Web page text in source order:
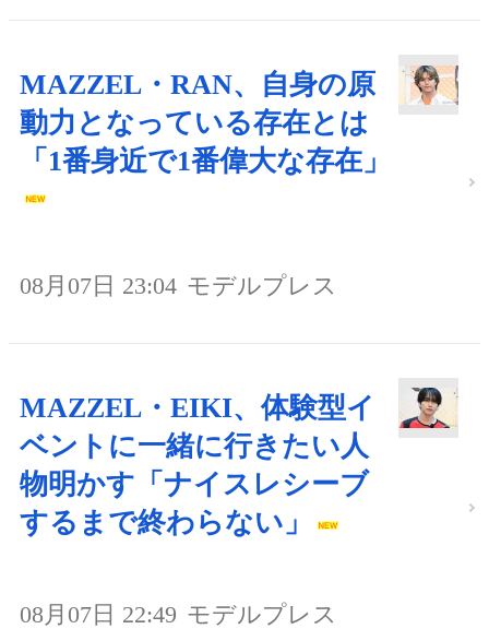
MAZZEL・RAN、自身の原
動力となっている存在とは
「1番身近で1番偉大な存在」
08月07日 23:04 モデルプレス
MAZZEL・EIKI、体験型イ
ベントに一緒に行きたい人
物明かす「ナイスレシーブ
するまで終わらない」
08月07日 22:49 モデルプレス